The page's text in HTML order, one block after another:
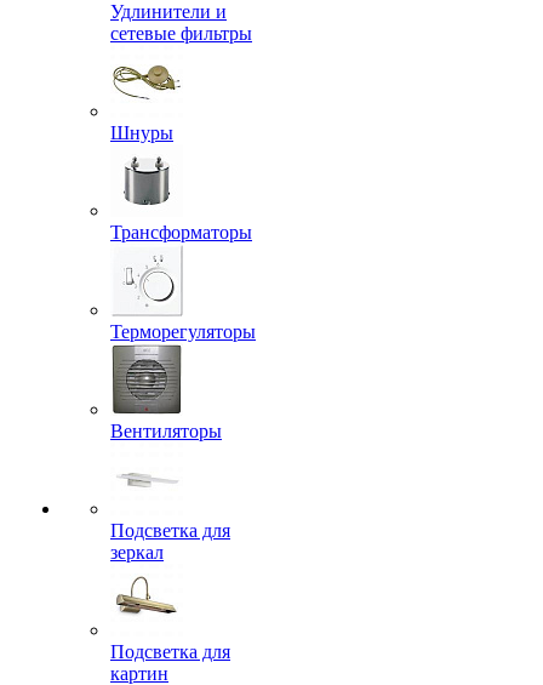
Удлинители и
сетевые фильтры
Шнуры
Трансформаторы
Терморегуляторы
Вентиляторы
Подсветка для
зеркал
Подсветка для
картин